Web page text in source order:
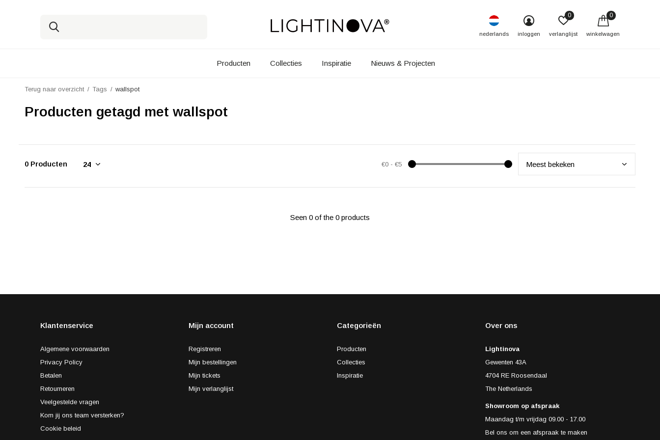
Producten Collecties Inspiratie Nieuws & Projecten
nederlands inloggen verlanglijst
0
winkelwagen
0
Terug naar overzicht Tags wallspot
Producten getagd met wallspot
0 Producten €0- €5
Seen 0 of the 0 products
Klantenservice
Algemene voorwaarden
Privacy Policy
Betalen
Retourneren
Veelgestelde vragen
Kom jij ons team versterken?
Cookie beleid
Mijn account
Registreren
Mijn bestellingen
Mijn tickets
Mijn verlanglijst
Categorieën
Producten
Collecties
Inspiratie
Over ons
Lightinova
Gewenten 43A
4704 RE Roosendaal
The Netherlands
Showroom op afspraak
Maandag t/m vrijdag 09.00 - 17.00
Bel ons om een afspraak te maken